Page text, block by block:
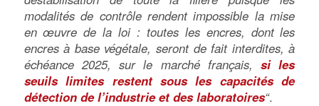
modalités de contrôle rendent impossible la mise
en œuvre de la loi : toutes les encres, dont les
encres à base végétale, seront de fait interdites, à
échéance 2025, sur le marché français,si les
seuils limites restent sous les capacités de
détection de l’industrie et des laboratoires“.